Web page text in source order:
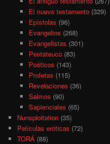
El nuevo testamento(329)
Epístolas (96)
Evangelios (268)
Evangelistas (301)
Pentateuco(83)
Poéticos (143)
Profetas (115)
Revelaciones (36)
Salmos (90)
Sapienciales (65)
Nunsploitation (35)
Películas eróticas (72)
TORÁ (88)